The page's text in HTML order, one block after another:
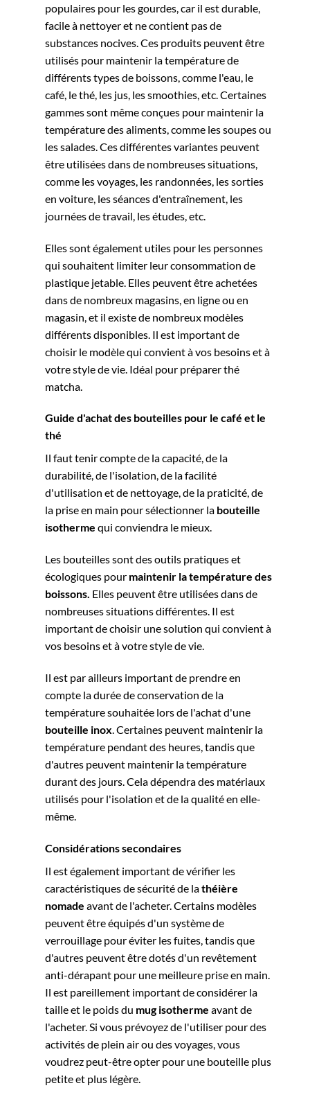
populaires pour les gourdes, car il est durable,
facile à nettoyer et ne contient pas de
substances nocives. Ces produits peuvent être
utilisés pour maintenir la température de
différents types de boissons, comme l'eau, le
café, le thé, les jus, les smoothies, etc. Certaines
gammes sont même conçues pour maintenir la
température des aliments, comme les soupes ou
les salades. Ces différentes variantes peuvent
être utilisées dans de nombreuses situations,
comme les voyages, les randonnées, les sorties
en voiture, les séances d'entraînement, les
journées de travail, les études, etc.
Elles sont également utiles pour les personnes
qui souhaitent limiter leur consommation de
plastique jetable. Elles peuvent être achetées
dans de nombreux magasins, en ligne ou en
magasin, et il existe de nombreux modèles
différents disponibles. Il est important de
choisir le modèle qui convient à vos besoins et à
votre style de vie. Idéal pour préparer thé
matcha
Guide d'achat des bouteilles pour le café et le
thé
Il faut tenir compte de la capacité, de la
durabilité, de l'isolation, de la facilité
d'utilisation et de nettoyage, de la praticité, de
la prise en main poursélectionner la bouteille
isotherme qui conviendra le mieux.
Les bouteilles sont des outils pratiques et
écologiques pour maintenir la température des
boissons. Elles peuvent être utilisées dans de
nombreuses situations différentes. Il est
important de choisir une solution qui convient à
vos besoins et à votre style de vie.
Il est par ailleurs important de prendre en
compte la durée de conservation de la
température souhaitée lors de l'achat d'une
bouteille inox. Certaines peuvent maintenir la
température pendant des heures, tandis que
d'autres peuvent maintenir la température
durant des jours. Cela dépendra des matériaux
utilisés pour l'isolation et de la qualité en elle-
même.
Considérations secondaires
Il est également important de vérifier les
caractéristiques de sécurité de lathéière
nomade avant de l'acheter. Certains modèles
peuvent être équipés d'un système de
verrouillage pour éviter les fuites, tandis que
d'autres peuvent être dotés d'un revêtement
anti-dérapant pour une meilleure prise en main.
Il est pareillement important de considérer la
taille et le poids du mug isotherme avant de
l'acheter. Si vous prévoyez de l'utiliser pour des
activités de plein air ou des voyages, vous
voudrez peut-être opter pour une bouteille plus
petite et plus légère.